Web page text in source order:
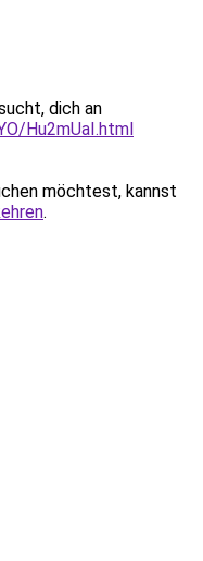
dich an
Hu2mUaI.html
möchtest, kannst
.